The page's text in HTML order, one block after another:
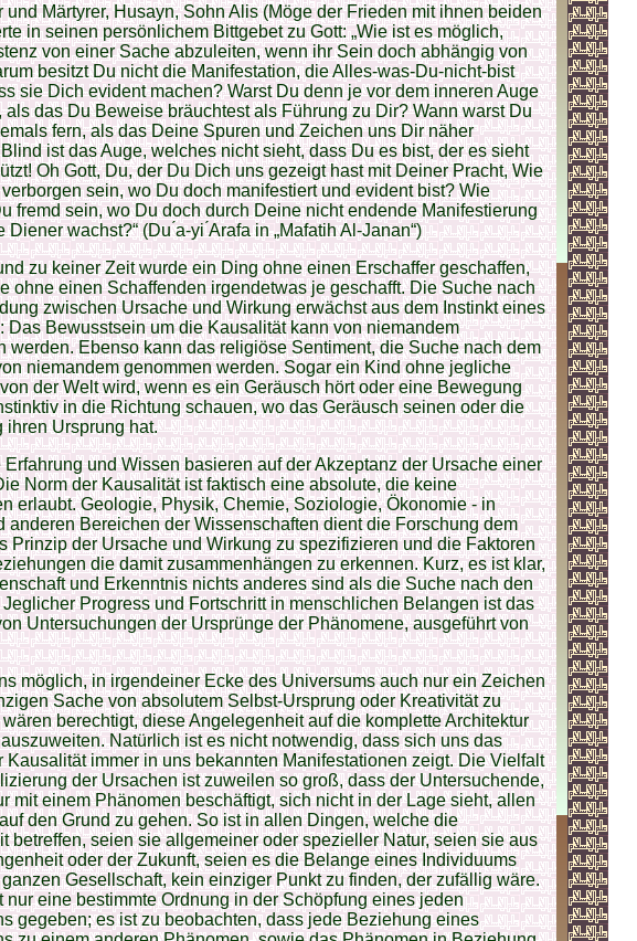
und Märtyrer, Husayn, Sohn Alis (Möge der Frieden mit ihnen beiden
in seinen persönlichem Bittgebet zu Gott: „Wie ist es möglich,
von einer Sache abzuleiten, wenn ihr Sein doch abhängig von
besitzt Du nicht die Manifestation, die Alles-was-Du-nicht-bist
sie Dich evident machen? Warst Du denn je vor dem inneren Auge
als das Du Beweise bräuchtest als Führung zu Dir? Wann warst Du
fern, als das Deine Spuren und Zeichen uns Dir näher
ist das Auge, welches nicht sieht, dass Du es bist, der es sieht
Oh Gott, Du, der Du Dich uns gezeigt hast mit Deiner Pracht, Wie
sein, wo Du doch manifestiert und evident bist? Wie
fremd sein, wo Du doch durch Deine nicht endende Manifestierung
Diener wachst?“ (Du ́a-yi ́Arafa in „Mafatih Al-Janan“)
zu keiner Zeit wurde ein Ding ohne einen Erschaffer geschaffen,
ohne einen Schaffenden irgendetwas je geschafft. Die Suche nach
zwischen Ursache und Wirkung erwächst aus dem Instinkt eines
Das Bewusstsein um die Kausalität kann von niemandem
werden. Ebenso kann das religiöse Sentiment, die Suche nach dem
niemandem genommen werden. Sogar ein Kind ohne jegliche
der Welt wird, wenn es ein Geräusch hört oder eine Bewegung
in die Richtung schauen, wo das Geräusch seinen oder die
ihren Ursprung hat.
Erfahrung und Wissen basieren auf der Akzeptanz der Ursache einer
Norm der Kausalität ist faktisch eine absolute, die keine
erlaubt. Geologie, Physik, Chemie, Soziologie, Ökonomie - in
anderen Bereichen der Wissenschaften dient die Forschung dem
Prinzip der Ursache und Wirkung zu spezifizieren und die Faktoren
die damit zusammenhängen zu erkennen. Kurz, es ist klar,
und Erkenntnis nichts anderes sind als die Suche nach den
Progress und Fortschritt in menschlichen Belangen ist das
Untersuchungen der Ursprünge der Phänomene, ausgeführt von
möglich, in irgendeiner Ecke des Universums auch nur ein Zeichen
Sache von absolutem Selbst-Ursprung oder Kreativität zu
berechtigt, diese Angelegenheit auf die komplette Architektur
Natürlich ist es nicht notwendig, dass sich uns das
Kausalität immer in uns bekannten Manifestationen zeigt. Die Vielfalt
der Ursachen ist zuweilen so groß, dass der Untersuchende,
mit einem Phänomen beschäftigt, sich nicht in der Lage sieht, allen
den Grund zu gehen. So ist in allen Dingen, welche die
betreffen, seien sie allgemeiner oder spezieller Natur, seien sie aus
oder der Zukunft, seien es die Belange eines Individuums
Gesellschaft, kein einziger Punkt zu finden, der zufällig wäre.
nur eine bestimmte Ordnung in der Schöpfung eines jeden
gegeben; es ist zu beobachten, dass jede Beziehung eines